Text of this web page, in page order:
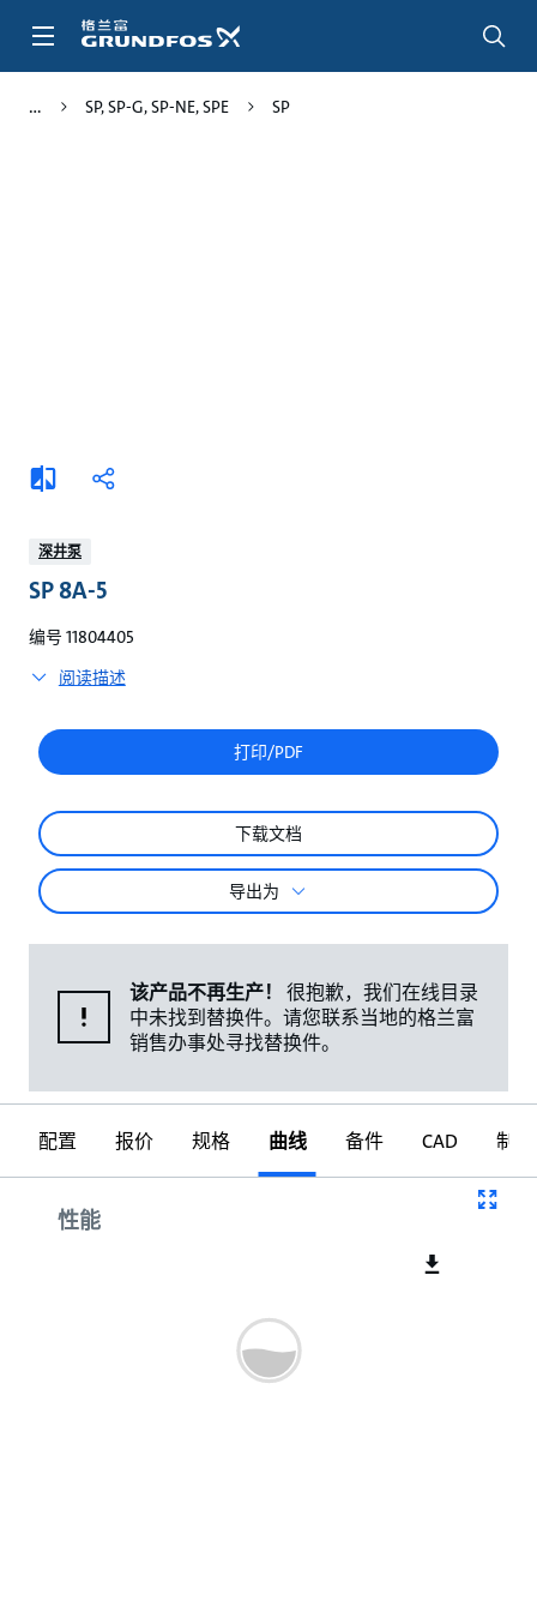
SP, SP-G, SP-NE, SPE SP
添
加
较
分
深井泵
SP 8A-5
编号 11804405
阅读描述
打印/PDF
下载文档
导出为
该产品不再生产！
很抱歉，我们在线目录
中未找到替换件。请您联系当地的格兰富
销售办事处寻找替换件。
配置 报价 规格 曲线 备件 CAD 制图
性能